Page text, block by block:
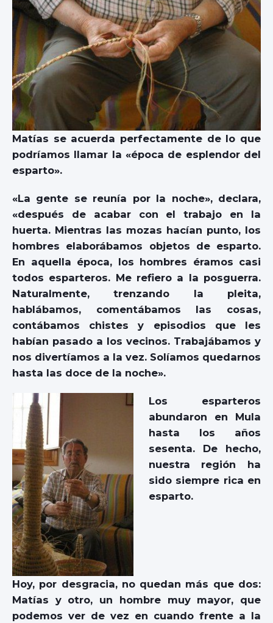
Matías se acuerda perfectamente de lo que
podríamos llamar la «época de esplendor del
esparto».
«La gente se reunía por la noche», declara,
«después de acabar con el trabajo en la
huerta. Mientras las mozas hacían punto, los
hombres elaborábamos objetos de esparto.
En aquella época, los hombres éramos casi
todos esparteros. Me refiero a la posguerra.
Naturalmente, trenzando la pleita,
hablábamos, comentábamos las cosas,
contábamos chistes y episodios que les
habían pasado a los vecinos. Trabajábamos y
nos divertíamos a la vez. Solíamos quedarnos
hasta las doce de la noche».
Los esparteros
abundaron en Mula
hasta los años
sesenta. De hecho,
nuestra región ha
sido siempre rica en
esparto.
Hoy, por desgracia, no quedan más que dos:
Matías y otro, un hombre muy mayor, que
podemos ver de vez en cuando frente a la